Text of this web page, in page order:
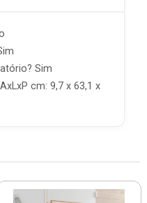
Sim
cm: 9,7 x 63,1 x